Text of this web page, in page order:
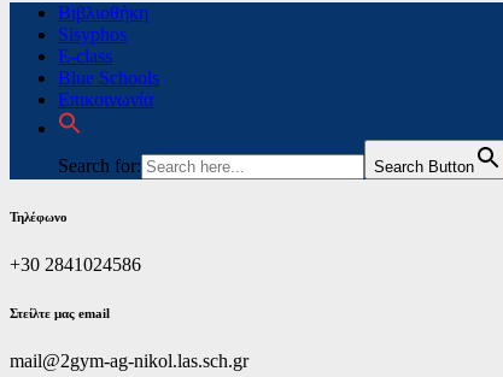
Skip
content
Βιβλιοθήκη
Sisyphos
E-class
Blue Schools
Επικοινωνία
Search for: Search Button
Τηλέφωνο
+30 2841024586
Στείλτε μας email
mail@2gym-ag-nikol.las.sch.gr